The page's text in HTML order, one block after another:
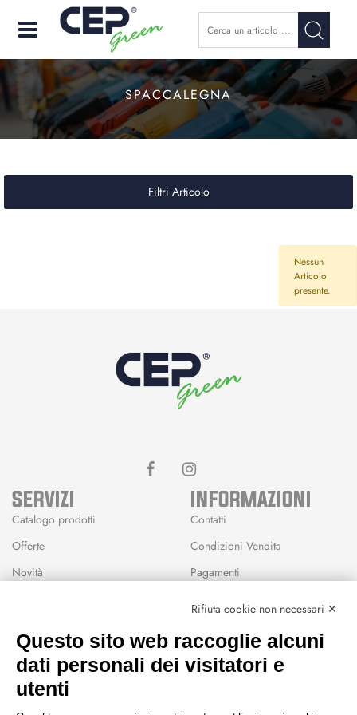
Open
SPACCALEGNA
Filtri Articolo
Nessun
Articolo
presente.
SERVIZI
Catalogo prodotti
Offerte
Novità
Wishlist
INFORMAZIONI
Contatti
Condizioni Vendita
Pagamenti
CEP GREEN
Rifiuta cookie non necessari ✕
Questo sito web raccoglie alcuni
dati personali dei visitatori e
utenti